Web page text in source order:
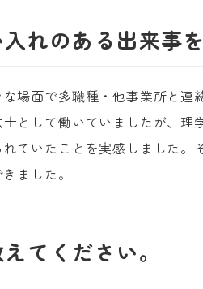
れのある出来事
場面で多職種・他事業所と連
として働いていましたが、理
ていたことを実感しました。
ました。
てください。